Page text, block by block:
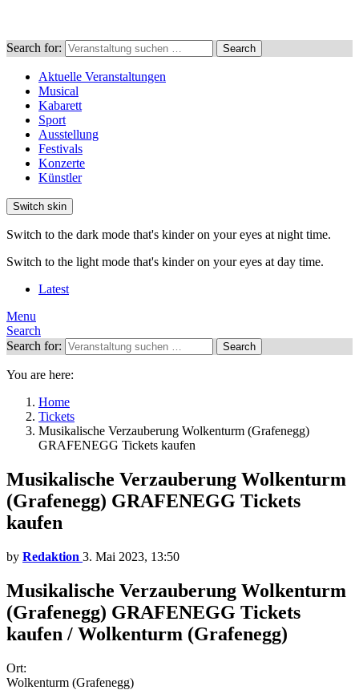
Search for: Search
Aktuelle Veranstaltungen
Musical
Kabarett
Sport
Ausstellung
Festivals
Konzerte
Künstler
Switch skin
Switch to the dark mode that's kinder on your eyes at night time.
Switch to the light mode that's kinder on your eyes at day time.
Latest
Menu
Search
Search for:
Search
You are here:
Home
Tickets
Musikalische Verzauberung Wolkenturm (Grafenegg)
GRAFENEGG Tickets kaufen
Musikalische Verzauberung Wolkenturm
(Grafenegg) GRAFENEGG Tickets
kaufen
by Redaktion 3. Mai 2023, 13:50
Musikalische Verzauberung Wolkenturm
(Grafenegg) GRAFENEGG Tickets
kaufen / Wolkenturm (Grafenegg)
Ort:
Wolkenturm (Grafenegg)